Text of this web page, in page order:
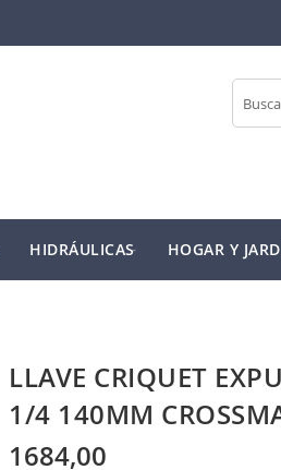
Buscar
HIDRÁULICAS HOGAR Y
LLAVE CRIQUET
1/4 140MM
1684,00